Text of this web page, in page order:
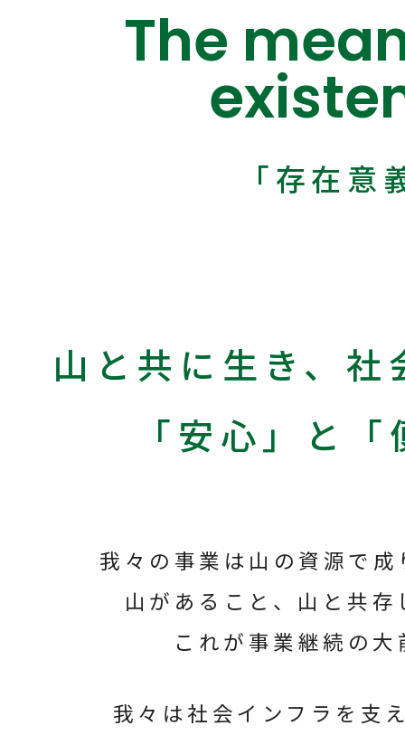
The
「存在意
山と共に生き、
「安心」と
我々の事業は山の資源で
山があること、山と共
これが事業継続の
我々は社会インフラを支